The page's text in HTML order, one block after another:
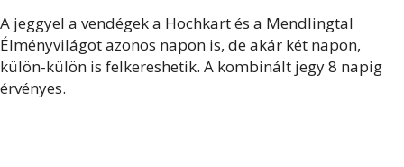
A jeggyel a vendégek a Hochkart és a Mendlingtal
Élményvilágot azonos napon is, de akár két napon,
külön-külön is felkereshetik. A kombinált jegy 8 napig
érvényes.